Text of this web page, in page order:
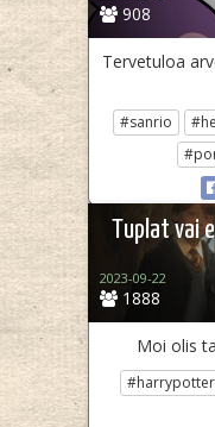
908
Tervetuloa
#sanrio
Tuplat vai
1888
2023-09-22
Moi olis
#harrypotter